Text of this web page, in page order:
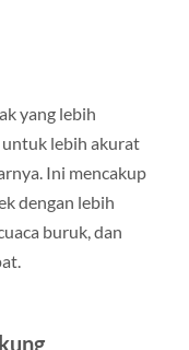
yang lebih
lebih akurat
Ini mencakup
dengan lebih
buruk, dan